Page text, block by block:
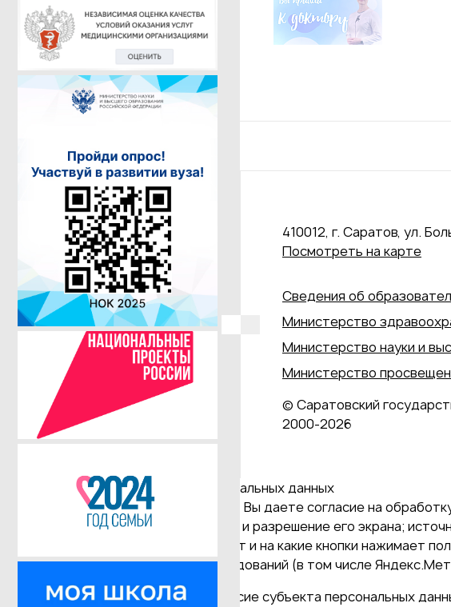
410012, г. Саратов, ул.
Посмотреть на карте
Сведения об
Министерство
Министерство науки и
Министерство
© Саратовский
2000‑2026
Даю согласие на обработку персональных данных
Продолжая использовать наш сайт, Вы даете согласие на
и версия Браузера; тип устройства и разрешение его экрана;
Браузер; какие страницы открывает и на какие кнопки нажимает
проведения статистических исследований (в том числе
(требование ФЗ №152 ч. (9) "Согласие субъекта персональных